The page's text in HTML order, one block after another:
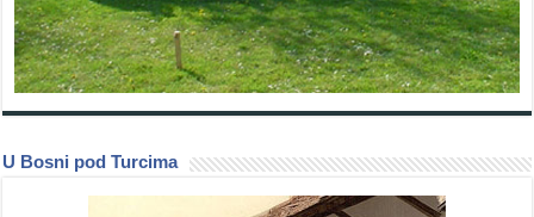
U Bosni pod Turcima